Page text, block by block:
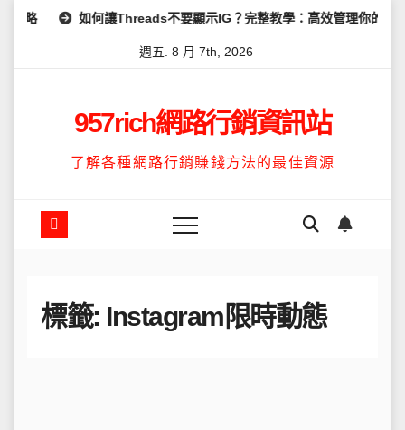
Skip
何讓Threads不要顯示IG？完整教學：高效管理你的線上隱私與數據安
週五. 8 月 7th, 2026
957rich網路行銷資訊站
了解各種網路行銷賺錢方法的最佳資源
標籤: Instagram限時動態